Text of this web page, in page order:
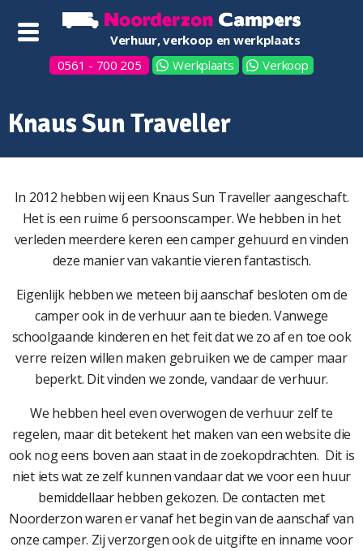
Verhuur, verkoop en werkplaats
0561 - 700 205
Werkplaats Verkoop
Knaus Sun Traveller
In 2012 hebben wij een Knaus Sun Traveller aangeschaft.
Het is een ruime 6 persoonscamper. We hebben in het
verleden meerdere keren een camper gehuurd en vinden
deze manier van vakantie vieren fantastisch.
Eigenlijk hebben we meteen bij aanschaf besloten om de
camper ook in de verhuur aan te bieden. Vanwege
schoolgaande kinderen en het feit dat we zo af en toe ook
verre reizen willen maken gebruiken we de camper maar
beperkt. Dit vinden we zonde, vandaar de verhuur.
We hebben heel even overwogen de verhuur zelf te
regelen, maar dit betekent het maken van een website die
ook nog eens boven aan staat in de zoekopdrachten. Dit is
niet iets wat ze zelf kunnen vandaar dat we voor een huur
bemiddellaar hebben gekozen. De contacten met
Noorderzon waren er vanaf het begin van de aanschaf van
onze camper. Zij verzorgen ook de uitgifte en inname voor